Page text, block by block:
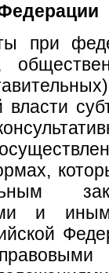
при
власти
и